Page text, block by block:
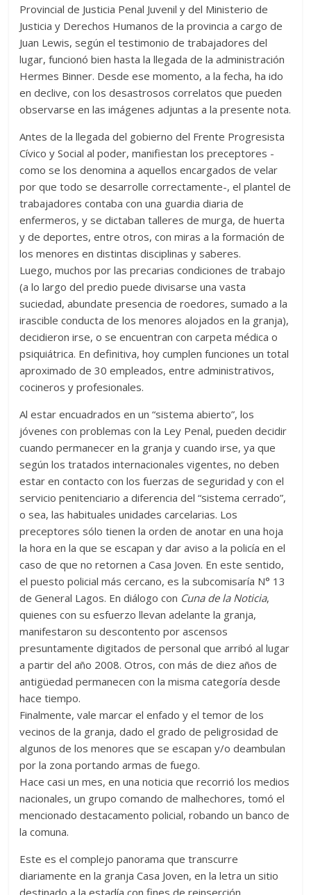
Provincial de Justicia Penal Juvenil y del Ministerio de
Justicia y Derechos Humanos de la provincia a cargo de
Juan Lewis, según el testimonio de trabajadores del
lugar, funcionó bien hasta la llegada de la administración
Hermes Binner. Desde ese momento, a la fecha, ha ido
en declive, con los desastrosos correlatos que pueden
observarse en las imágenes adjuntas a la presente nota.
Antes de la llegada del gobierno del Frente Progresista
Cívico y Social al poder, manifiestan los preceptores -
como se los denomina a aquellos encargados de velar
por que todo se desarrolle correctamente-, el plantel de
trabajadores contaba con una guardia diaria de
enfermeros, y se dictaban talleres de murga, de huerta
y de deportes, entre otros, con miras a la formación de
los menores en distintas disciplinas y saberes.
Luego, muchos por las precarias condiciones de trabajo
(a lo largo del predio puede divisarse una vasta
suciedad, abundate presencia de roedores, sumado a la
irascible conducta de los menores alojados en la granja),
decidieron irse, o se encuentran con carpeta médica o
psiquiátrica. En definitiva, hoy cumplen funciones un total
aproximado de 30 empleados, entre administrativos,
cocineros y profesionales.
Al estar encuadrados en un “sistema abierto”, los
jóvenes con problemas con la Ley Penal, pueden decidir
cuando permanecer en la granja y cuando irse, ya que
según los tratados internacionales vigentes, no deben
estar en contacto con los fuerzas de seguridad y con el
servicio penitenciario a diferencia del “sistema cerrado”,
o sea, las habituales unidades carcelarias. Los
preceptores sólo tienen la orden de anotar en una hoja
la hora en la que se escapan y dar aviso a la policía en el
caso de que no retornen a Casa Joven. En este sentido,
el puesto policial más cercano, es la subcomisaría N° 13
de General Lagos. En diálogo con Cuna de la Noticia,
quienes con su esfuerzo llevan adelante la granja,
manifestaron su descontento por ascensos
presuntamente digitados de personal que arribó al lugar
a partir del año 2008. Otros, con más de diez años de
antigüedad permanecen con la misma categoría desde
hace tiempo.
Finalmente, vale marcar el enfado y el temor de los
vecinos de la granja, dado el grado de peligrosidad de
algunos de los menores que se escapan y/o deambulan
por la zona portando armas de fuego.
Hace casi un mes, en una noticia que recorrió los medios
nacionales, un grupo comando de malhechores, tomó el
mencionado destacamento policial, robando un banco de
la comuna.
Este es el complejo panorama que transcurre
diariamente en la granja Casa Joven, en la letra un sitio
destinado a la estadía con fines de reinserción